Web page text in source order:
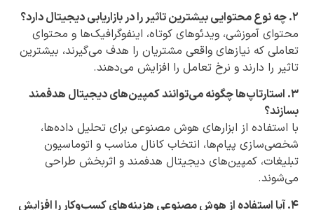
۲. چه نوع محتوایی بیشترین تاثیر را در بازاریابی دیجیتال دارد؟
محتوای آموزشی، ویدئوهای کوتاه، اینفوگرافیک‌ها و محتوای
تعاملی که نیازهای واقعی مشتریان را هدف می‌گیرند، بیشترین
تاثیر را دارند و نرخ تعامل را افزایش می‌دهند.
۳. استارتاپ‌ها چگونه می‌توانند کمپین‌های دیجیتال هدفمند
بسازند؟
با استفاده از ابزارهای هوش مصنوعی برای تحلیل داده‌ها،
شخصی‌سازی پیام‌ها، انتخاب کانال مناسب و اتوماسیون
تبلیغات، کمپین‌های دیجیتال هدفمند و اثربخش طراحی
می‌شوند.
۴. آیا استفاده از هوش مصنوعی هزینه‌های کسب‌وکار را افزایش